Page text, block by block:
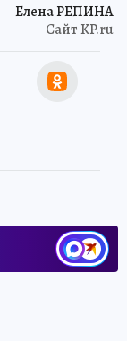
Елена РЕПИНА
Сайт KP.ru